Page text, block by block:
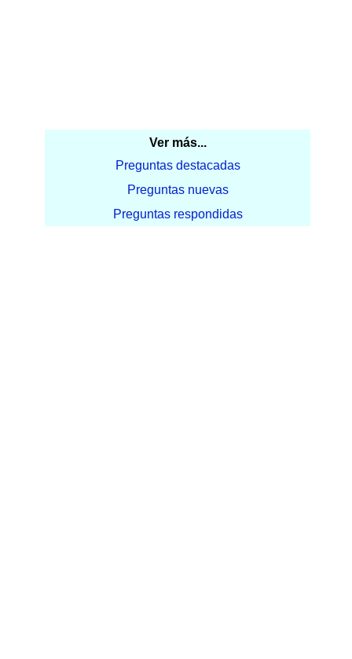
Ver más...
Preguntas destacadas
Preguntas nuevas
Preguntas respondidas